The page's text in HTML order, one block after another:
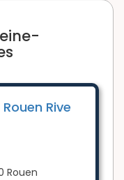
Rive
Rouen